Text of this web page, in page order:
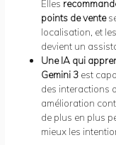
Elles
points de vente
localisation, et
devient un
Une IA qui
Gemini 3 est
des interactions
amélioration
de plus en plus
mieux les